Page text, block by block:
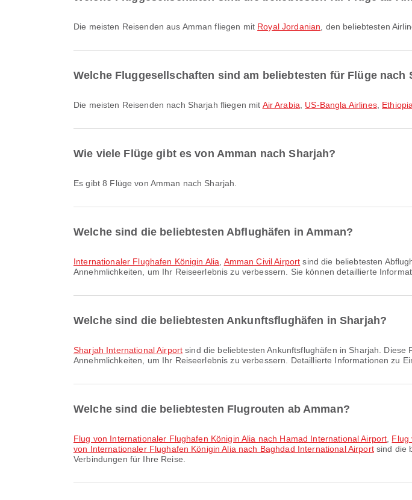
Die meisten Reisenden aus Amman fliegen mit Royal Jordanian , den beliebtesten
Welche Fluggesellschaften sind am beliebtesten für Flüge nach
Die meisten Reisenden nach Sharjah fliegen mit Air Arabia US-Bangla Airlines,
Wie viele Flüge gibt es von Amman nach Sharjah?
Es gibt 8 Flüge von Amman nach Sharjah.
Welche sind die beliebtesten Abflughäfen in Amman?
Internationaler Flughafen Königin Alia Amman Civil Airport sind die beliebtesten
Annehmlichkeiten, um Ihr Reiseerlebnis zu verbessern. Sie können detaillierte
Welche sind die beliebtesten Ankunftsflughäfen in Sharjah?
Sharjah International Airport sind die beliebtesten Ankunftsflughäfen in Sharjah.
Annehmlichkeiten, um Ihr Reiseerlebnis zu verbessern. Detaillierte Informationen zu
Welche sind die beliebtesten Flugrouten ab Amman?
Flug von Internationaler Flughafen Königin Alia nach Hamad International Airport Flug
von Internationaler Flughafen Königin Alia nach Baghdad International Airportsind die
Verbindungen für Ihre Reise.